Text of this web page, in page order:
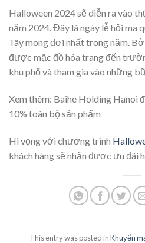
Halloween 2024 sẽ diễn ra vào
năm 2024. Đây là ngày lễ hội ma
Tây mong đợi nhất trong năm.
được mặc đồ hóa trang đến
khu phố và tham gia vào những
Xem thêm: Baihe Holding Hanoi
10% toàn bộ sản phẩm
Hi vọng với chương trình
khách hàng sẽ nhận được ưu đãi
This entry was posted inKhuyến